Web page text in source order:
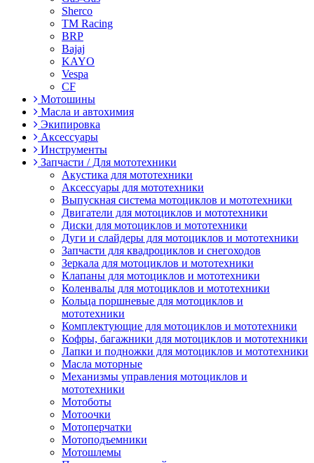
Sherco
TM Racing
BRP
Bajaj
KAYO
Vespa
CF
Мотошины
Масла и автохимия
Экипировка
Аксессуары
Инструменты
Запчасти / Для мототехники
Акустика для мототехники
Аксессуары для мототехники
Выпускная система мотоциклов и мототехники
Двигатели для мотоциклов и мототехники
Диски для мотоциклов и мототехники
Дуги и слайдеры для мотоциклов и мототехники
Запчасти для квадроциклов и снегоходов
Зеркала для мотоциклов и мототехники
Клапаны для мотоциклов и мототехники
Коленвалы для мотоциклов и мототехники
Кольца поршневые для мотоциклов и
мототехники
Комплектующие для мотоциклов и мототехники
Кофры, багажники для мотоциклов и мототехники
Лапки и подножки для мотоциклов и мототехники
Масла моторные
Механизмы управления мотоциклов и
мототехники
Мотоботы
Мотоочки
Мотоперчатки
Мотоподъемники
Мотошлемы